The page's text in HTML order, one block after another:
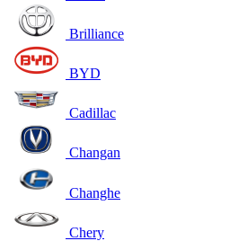
Brilliance
BYD
Cadillac
Changan
Changhe
Chery